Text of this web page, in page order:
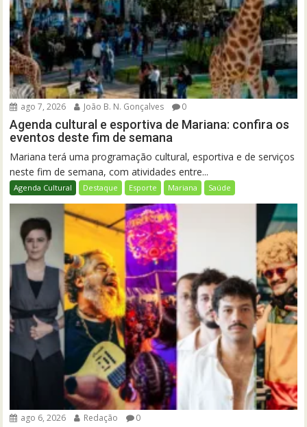
ago 7, 2026 João B. N. Gonçalves 0
Agenda cultural e esportiva de Mariana: confira os
eventos deste fim de semana
Mariana terá uma programação cultural, esportiva e de serviços
neste fim de semana, com atividades entre...
Agenda Cultural Destaque Esporte Mariana Saúde
ago 6, 2026 Redação 0